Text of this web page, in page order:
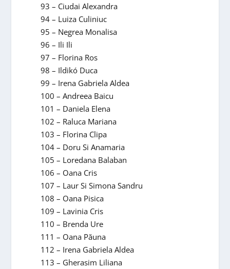
93 – Ciudai Alexandra
94 – Luiza Culiniuc
95 – Negrea Monalisa
96 – Ili Ili
97 – Florina Ros
98 – Ildikó Duca
99 – Irena Gabriela Aldea
100 – Andreea Baicu
101 – Daniela Elena
102 – Raluca Mariana
103 – Florina Clipa
104 – Doru Si Anamaria
105 – Loredana Balaban
106 – Oana Cris
107 – Laur Si Simona Sandru
108 – Oana Pisica
109 – Lavinia Cris
110 – Brenda Ure
111 – Oana Păuna
112 – Irena Gabriela Aldea
113 – Gherasim Liliana